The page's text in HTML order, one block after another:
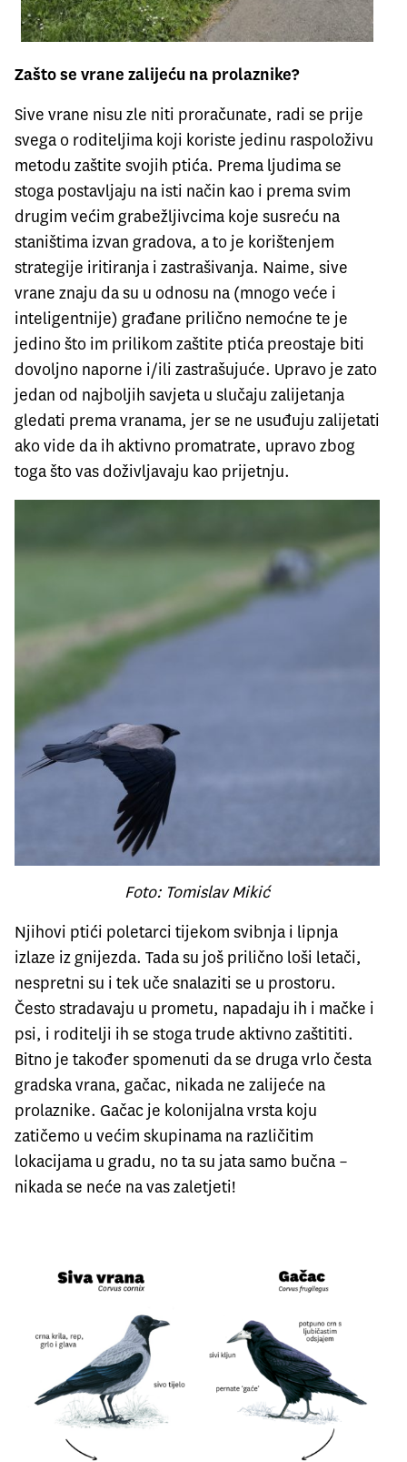
Zašto se vrane zalijeću na prolaznike?
Sive vrane nisu zle niti proračunate, radi se prije
svega o roditeljima koji koriste jedinu raspoloživu
metodu zaštite svojih ptića. Prema ljudima se
stoga postavljaju na isti način kao i prema svim
drugim većim grabežljivcima koje susreću na
staništima izvan gradova, a to je korištenjem
strategije iritiranja i zastrašivanja. Naime, sive
vrane znaju da su u odnosu na (mnogo veće i
inteligentnije) građane prilično nemoćne te je
jedino što im prilikom zaštite ptića preostaje biti
dovoljno naporne i/ili zastrašujuće. Upravo je zato
jedan od najboljih savjeta u slučaju zalijetanja
gledati prema vranama, jer se ne usuđuju zalijetati
ako vide da ih aktivno promatrate, upravo zbog
toga što vas doživljavaju kao prijetnju.
Foto: Tomislav Mikić
Njihovi ptići poletarci tijekom svibnja i lipnja
izlaze iz gnijezda. Tada su još prilično loši letači,
nespretni su i tek uče snalaziti se u prostoru.
Često stradavaju u prometu, napadaju ih i mačke i
psi, i roditelji ih se stoga trude aktivno zaštititi.
Bitno je također spomenuti da se druga vrlo česta
gradska vrana, gačac, nikada ne zalijeće na
prolaznike. Gačac je kolonijalna vrsta koju
zatičemo u većim skupinama na različitim
lokacijama u gradu, no ta su jata samo bučna –
nikada se neće na vas zaletjeti!